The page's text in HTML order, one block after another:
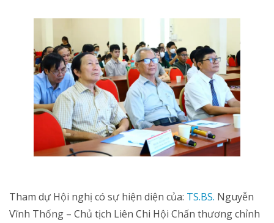
Tham dự Hội nghị có sự hiện diện của: TS.BS. Nguyễn
Vĩnh Thống – Chủ tịch Liên Chi Hội Chấn thương chỉnh